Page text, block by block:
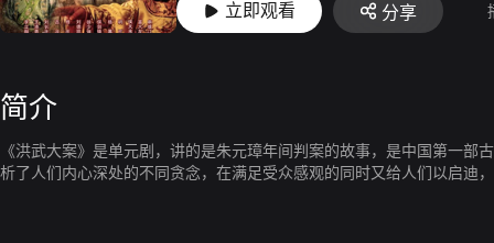
立即观看 分享
简介
《洪武大案》是单元剧，讲的是朱元璋年间判案的故事，是中国第一
析了人们内心深处的不同贪念，在满足受众感观的同时又给人们以启迪